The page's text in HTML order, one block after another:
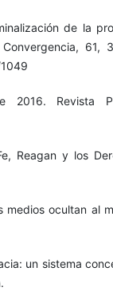
de la
61,
Revista
Reagan y los
medios ocultan al
un sistema